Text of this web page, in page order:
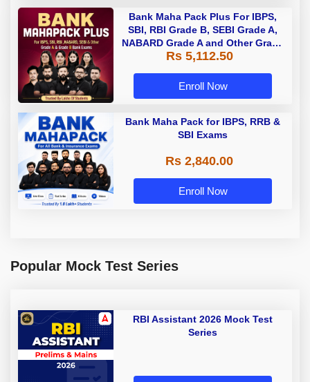
Bank Maha Pack Plus For IBPS,
SBI, RBI Grade B, SEBI Grade A,
NABARD Grade A and Other Grade
A & Grade B Bank Exams
Rs 5,112.50
Enroll Now
Bank Maha Pack for IBPS, RRB &
SBI Exams
Rs 2,840.00
Enroll Now
Popular Mock Test Series
RBI Assistant 2026 Mock Test
Series